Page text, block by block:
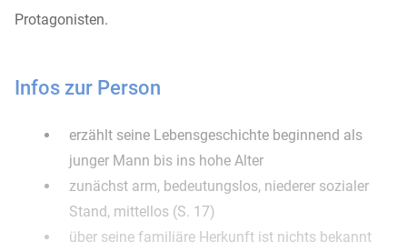
Protagonisten.
Infos zur Person
erzählt seine Lebensgeschichte beginnend als
junger Mann bis ins hohe Alter
zunächst arm, bedeutungslos, niederer sozialer
Stand, mittellos (S. 17)
über seine familiäre Herkunft ist nichts bekannt